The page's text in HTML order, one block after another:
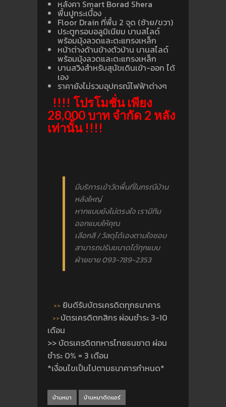
หลังคา Smart Borad Shera
พื้นปูกระเบื้อง
Floor Drain ที่พื้น 2 จุด (ซ้าย/ขวา)
ประตูกรอบอลูมิเนียม บานสไลด์
พร้อมมุ้งลวดและตะแกรงเหล็ก
หน้าต่างด้านข้างตัวบ้าน บานสไลด์
พร้อมมุ้งลวดและตะแกรงเหล็ก
บานสวิงสำหรับสุนัขเดินเข้า-ออก ได้
เอง
ราคายังไม่รวมอุปกรณ์ไฟฟ้าต่างๆ
!!!! โปรโมชั่น เพียง
28,000 บาท จำกัด 2 หลัง
เท่านั้น !!!!
มีบริการเข้าวัดพื้นที่ในกรณีบ้าน
หลังใหญ่
หากแบบยังไม่ตรงใจ เรามีทีม
ออกแบบให้คุณ
เลือกสี / วัสดุได้เองตามใจชอบ
สามารถปรับขนาดได้ทุกแบบ
ฝ่ายขาย 093-789-2353
>> ยินดีรับบัตรเครดิตทุกธนาคาร
>> บัตรเครดิตกสิกร ผ่อนชำระ 3-10
เดือน
>> บัตรเครดิตทหารไทยธนชาต ผ่อน
ชำระ 0% = 3 เดือน
*เงื่อนไขเป็นไปตามธนาคารกำหนด*
บ้านหมา บ้านหมาติดแอร์